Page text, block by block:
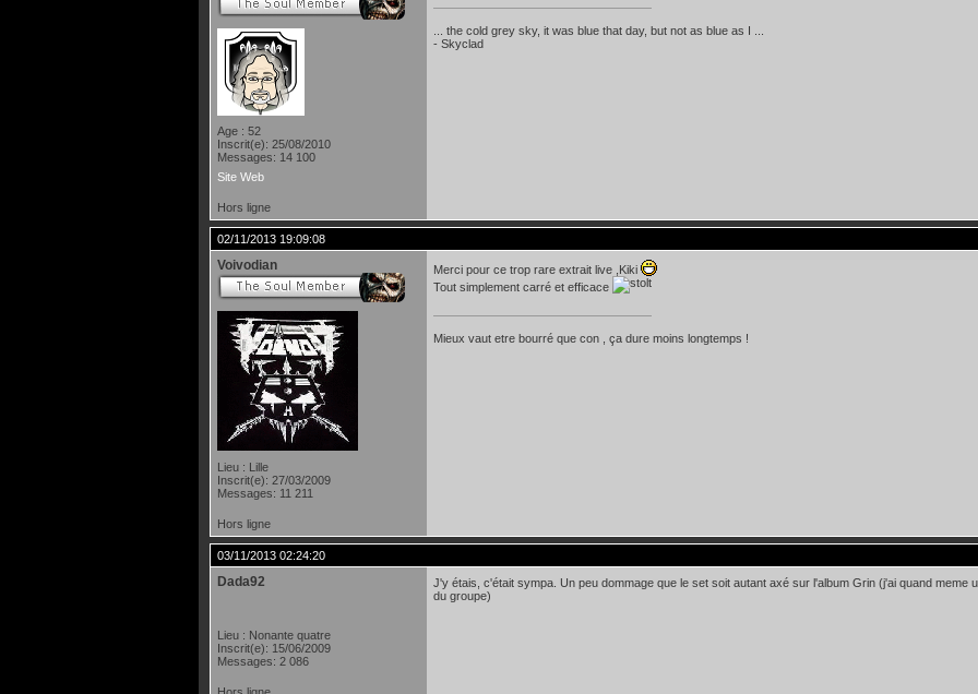
Age : 52
Inscrit(e): 25/08/2010
Messages: 14 100
Site Web
... the cold grey sky, it was blue that day, but not as blue as I ...
- Skyclad
Hors ligne
02/11/2013 19:09:08
Voivodian
Lieu : Lille
Inscrit(e): 27/03/2009
Messages: 11 211
Merci pour ce trop rare extrait live ,Kiki
Tout simplement carré et efficace
Mieux vaut etre bourré que con , ça dure moins longtemps !
Hors ligne
03/11/2013 02:24:20
Dada92
Lieu : Nonante quatre
Inscrit(e): 15/06/2009
Messages: 2 086
J'y étais, c'était sympa. Un peu dommage que le set soit autant axé sur l'album Grin (j'ai quand
du groupe)